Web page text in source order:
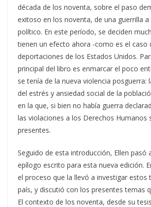
década de los noventa, sobre el paso
exitoso en los noventa, de una guerrilla
político. En este período, se deciden
tienen un efecto ahora -como es el caso
deportaciones de los Estados Unidos.
principal del libro es enmarcar el poco
se tenía de la nueva violencia posguerra:
del estrés y ansiedad social de la
en la que, si bien no había guerra
las violaciones a los Derechos Humanos
presentes.
Seguido de esta introducción, Ellen pasó
epílogo escrito para esta nueva edición.
el proceso que la llevó a investigar estos
país, y discutió con los presentes temas
El contexto de los noventa, desde su